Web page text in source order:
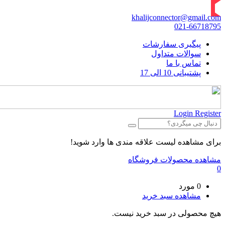
khalijconnector@gmail.com
021-66718795
پیگیری سفارشات
سوالات متداول
تماس با ما
پشتیبانی 10 الی 17
Login Register
برای مشاهده لیست علاقه مندی ها وارد شوید!
مشاهده محصولات فروشگاه
0
0 مورد
مشاهده سبد خرید
هیچ محصولی در سبد خرید نیست.